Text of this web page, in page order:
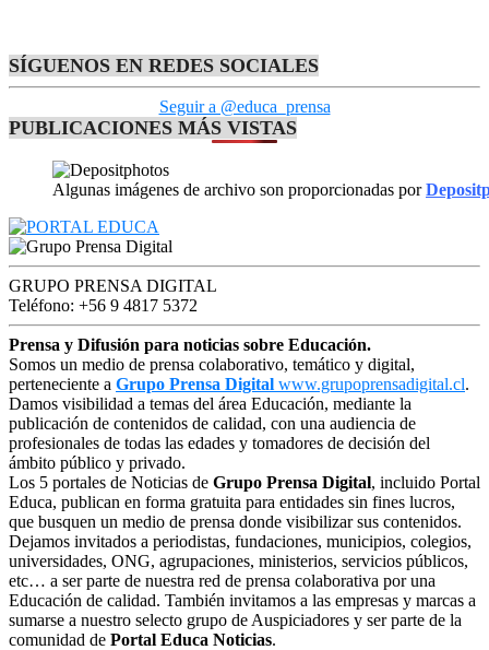
SÍGUENOS EN REDES SOCIALES
Seguir a @educa_prensa
PUBLICACIONES MÁS VISTAS
Algunas imágenes de archivo son proporcionadas por
GRUPO PRENSA DIGITAL
Teléfono: +56 9 4817 5372
Prensa y Difusión para noticias sobre Educación.
Somos un medio de prensa colaborativo, temático y digital,
perteneciente a Grupo Prensa Digital www.grupoprensadigital.cl.
Damos visibilidad a temas del área Educación, mediante la
publicación de contenidos de calidad, con una audiencia de
profesionales de todas las edades y tomadores de decisión del
ámbito público y privado.
Los 5 portales de Noticias de Grupo Prensa Digital, incluido Portal
Educa, publican en forma gratuita para entidades sin fines lucros,
que busquen un medio de prensa donde visibilizar sus contenidos.
Dejamos invitados a periodistas, fundaciones, municipios, colegios,
universidades, ONG, agrupaciones, ministerios, servicios públicos,
etc… a ser parte de nuestra red de prensa colaborativa por una
Educación de calidad. También invitamos a las empresas y marcas a
sumarse a nuestro selecto grupo de Auspiciadores y ser parte de la
comunidad de Portal Educa Noticias.